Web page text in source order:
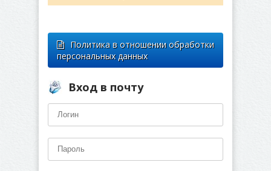
Политика в отношении обработки
персональных данных
Вход в почту